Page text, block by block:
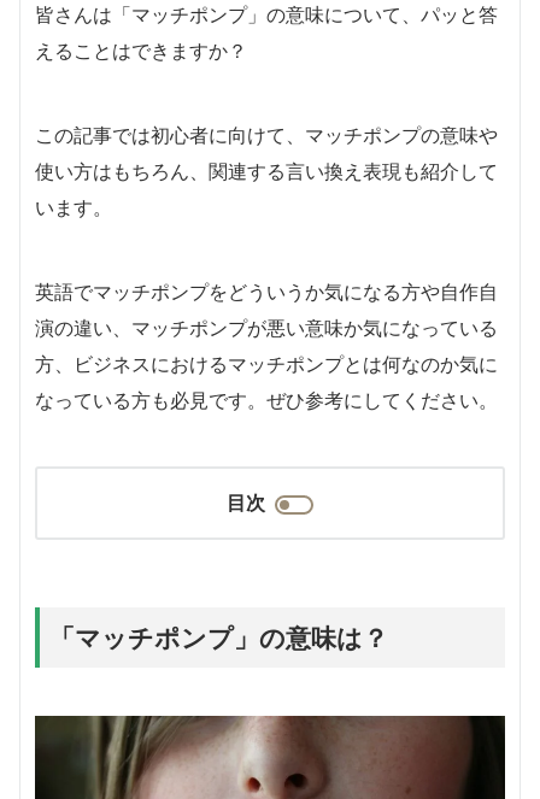
皆さんは「マッチポンプ」の意味について、パッと答
えることはできますか？
この記事では初心者に向けて、マッチポンプの意味や
使い方はもちろん、関連する言い換え表現も紹介して
います。
英語でマッチポンプをどういうか気になる方や自作自
演の違い、マッチポンプが悪い意味か気になっている
方、ビジネスにおけるマッチポンプとは何なのか気に
なっている方も必見です。ぜひ参考にしてください。
目次
「マッチポンプ」の意味は？